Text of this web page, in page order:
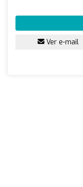
Ver e-mail